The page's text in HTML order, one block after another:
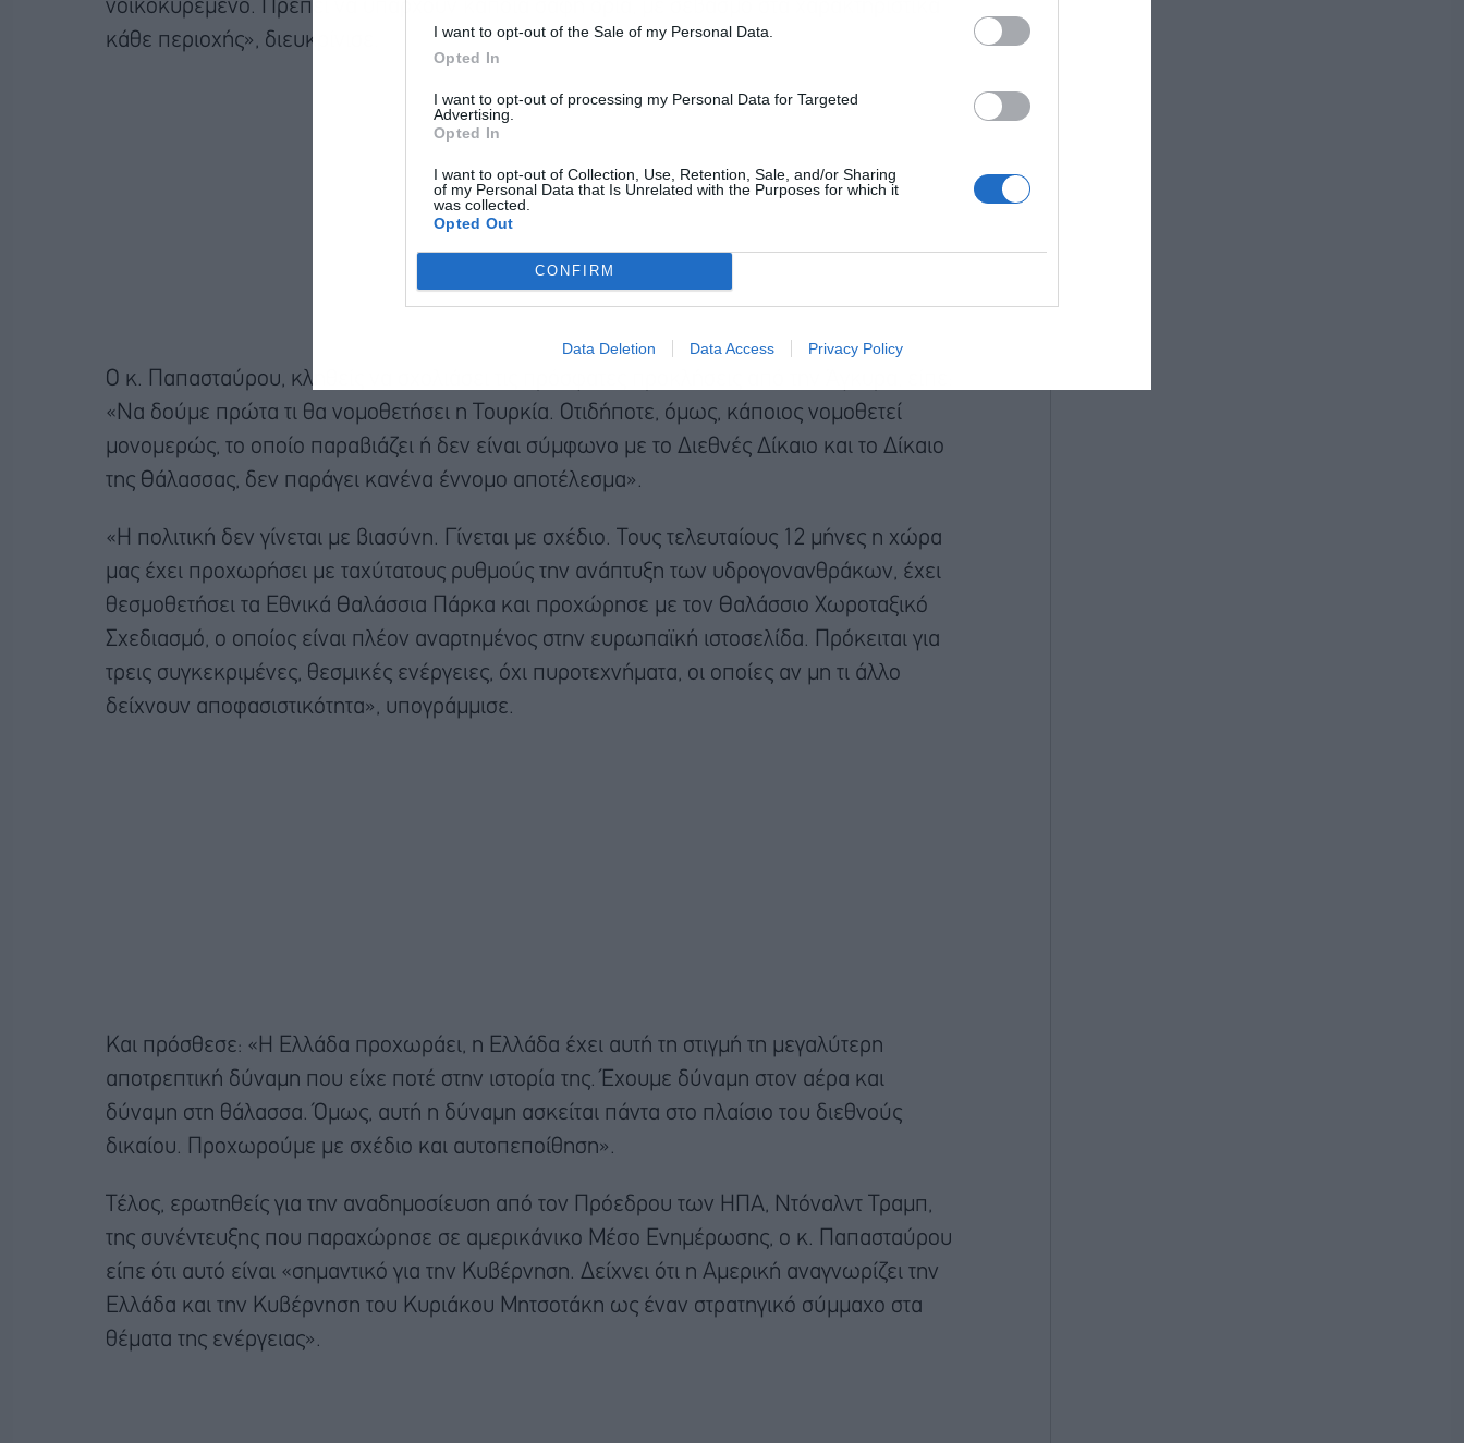
I want to opt-out of the Sale of my Personal Data.
Opted In
I want to opt-out of processing my Personal Data for Targeted
Advertising.
Opted In
I want to opt-out of Collection, Use, Retention, Sale, and/or Sharing
of my Personal Data that Is Unrelated with the Purposes for which it
was collected.
Opted Out
CONFIRM
Data Deletion Data Access Privacy Policy
νοικοκυρεμένο. Πρέπει να υπάρχουν κάποια σαφή όρια, με σεβασμό στα χαρακτηριστικά
κάθε περιοχής», διευκρίνισε.
Ο κ. Παπασταύρου, κληθείς να σχολιάσει τις πρόσφατες προκλήσεις από την Άγκυρα, είπε:
«Να δούμε πρώτα τι θα νομοθετήσει η Τουρκία. Οτιδήποτε, όμως, κάποιος νομοθετεί
μονομερώς, το οποίο παραβιάζει ή δεν είναι σύμφωνο με το Διεθνές Δίκαιο και το Δίκαιο
της Θάλασσας, δεν παράγει κανένα έννομο αποτέλεσμα».
«Η πολιτική δεν γίνεται με βιασύνη. Γίνεται με σχέδιο. Τους τελευταίους 12 μήνες η χώρα
μας έχει προχωρήσει με ταχύτατους ρυθμούς την ανάπτυξη των υδρογονανθράκων, έχει
θεσμοθετήσει τα Εθνικά Θαλάσσια Πάρκα και προχώρησε με τον Θαλάσσιο Χωροταξικό
Σχεδιασμό, ο οποίος είναι πλέον αναρτημένος στην ευρωπαϊκή ιστοσελίδα. Πρόκειται για
τρεις συγκεκριμένες, θεσμικές ενέργειες, όχι πυροτεχνήματα, οι οποίες αν μη τι άλλο
δείχνουν αποφασιστικότητα», υπογράμμισε.
Και πρόσθεσε: «Η Ελλάδα προχωράει, η Ελλάδα έχει αυτή τη στιγμή τη μεγαλύτερη
αποτρεπτική δύναμη που είχε ποτέ στην ιστορία της. Έχουμε δύναμη στον αέρα και
δύναμη στη θάλασσα. Όμως, αυτή η δύναμη ασκείται πάντα στο πλαίσιο του διεθνούς
δικαίου. Προχωρούμε με σχέδιο και αυτοπεποίθηση».
Τέλος, ερωτηθείς για την αναδημοσίευση από τον Πρόεδρου των ΗΠΑ, Ντόναλντ Τραμπ,
της συνέντευξης που παραχώρησε σε αμερικάνικο Μέσο Ενημέρωσης, ο κ. Παπασταύρου
είπε ότι αυτό είναι «σημαντικό για την Κυβέρνηση. Δείχνει ότι η Αμερική αναγνωρίζει την
Ελλάδα και την Κυβέρνηση του Κυριάκου Μητσοτάκη ως έναν στρατηγικό σύμμαχο στα
θέματα της ενέργειας».